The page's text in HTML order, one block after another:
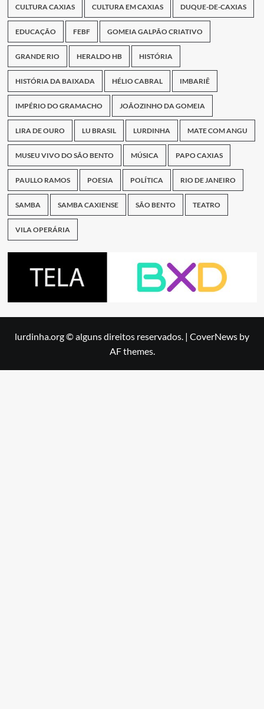
CULTURA CAXIAS CULTURA EM CAXIAS DUQUE-DE-CAXIAS
EDUCAÇÃO FEBF GOMEIA GALPÃO CRIATIVO
GRANDE RIO HERALDO HB HISTÓRIA
HISTÓRIA DA BAIXADA HÉLIO CABRAL IMBARIÊ
IMPÉRIO DO GRAMACHO JOÃOZINHO DA GOMEIA
LIRA DE OURO LU BRASIL LURDINHA MATE COM ANGU
MUSEU VIVO DO SÃO BENTO MÚSICA PAPO CAXIAS
PAULLO RAMOS POESIA POLÍTICA RIO DE JANEIRO
SAMBA SAMBA CAXIENSE SÃO BENTO TEATRO
VILA OPERÁRIA
lurdinha.org © alguns direitos reservados. | CoverNews by
AF themes.